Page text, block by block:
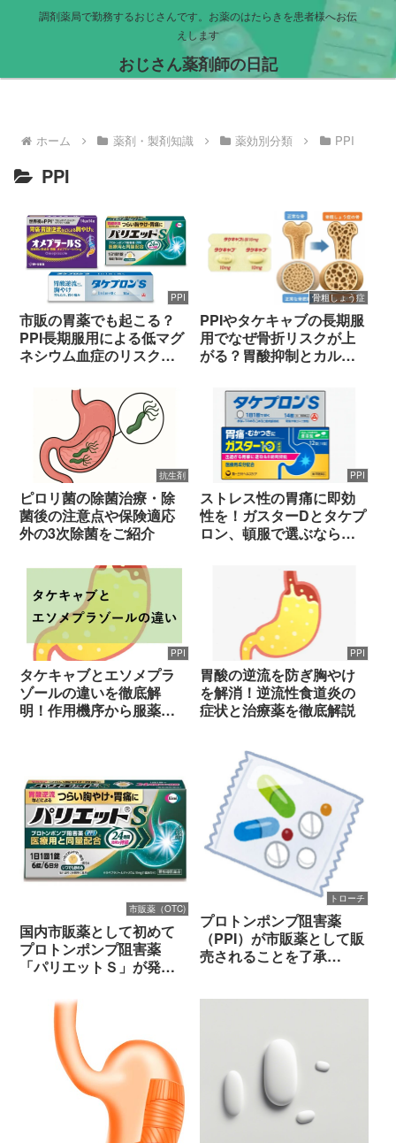
調剤薬局で勤務するおじさんです。お薬のはたらきを患者様へお伝
えします
おじさん薬剤師の日記
ホーム 薬剤・製剤知識 薬効別分類 PPI
PPI
PPI
市販の胃薬でも起こる？
PPI長期服用による低マグ
ネシウム血症のリスクと
骨粗しょう症
PPIやタケキャブの長期服
用でなぜ骨折リスクが上
がる？胃酸抑制とカルシ
抗生剤
ピロリ菌の除菌治療・除
菌後の注意点や保険適応
外の3次除菌をご紹介
PPI
ストレス性の胃痛に即効
性を！ガスターDとタケプ
ロン、頓服で選ぶならど
PPI
タケキャブとエソメプラ
ゾールの違いを徹底解
明！作用機序から服薬指
PPI
胃酸の逆流を防ぎ胸やけ
を解消！逆流性食道炎の
症状と治療薬を徹底解説
市販薬（OTC)
国内市販薬として初めて
プロトンポンプ阻害薬
「パリエットＳ」が発売
トローチ
プロトンポンプ阻害薬
（PPI）が市販薬として販
売されることを了承